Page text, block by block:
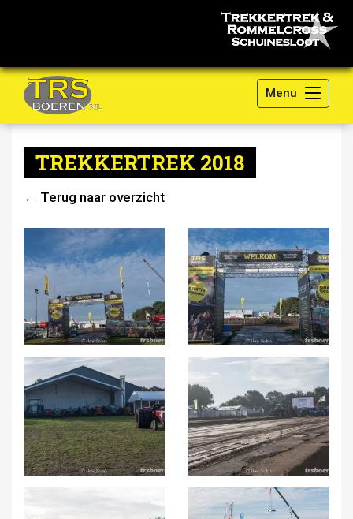
Menu
TREKKERTREK 2018
← Terug naar overzicht